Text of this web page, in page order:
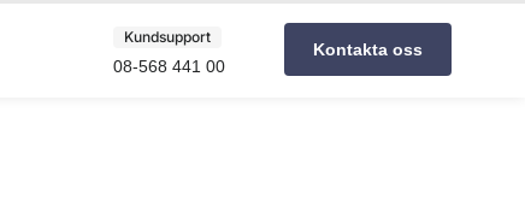
Kundsupport
08-568 441 00
Kontakta oss